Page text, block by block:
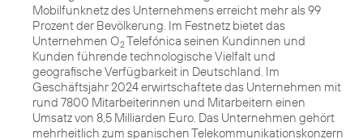
Mobilfunknetz des Unternehmens erreicht mehr als 99
Prozent der Bevölkerung. Im Festnetz bietet das
Unternehmen O2Telefónica seinen Kundinnen und
Kunden führende technologische Vielfalt und
geografische Verfügbarkeit in Deutschland. Im
Geschäftsjahr 2024 erwirtschaftete das Unternehmen mit
rund 7800 Mitarbeiterinnen und Mitarbeitern einen
Umsatz von 8,5 Milliarden Euro. Das Unternehmen gehört
mehrheitlich zum spanischen Telekommunikationskonzern